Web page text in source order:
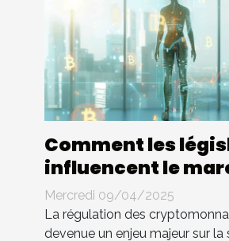
Comment les
influencent le
cryptomonnaies
Mercredi 09/04/2025
La régulation des
devenue un enjeu majeur sur la